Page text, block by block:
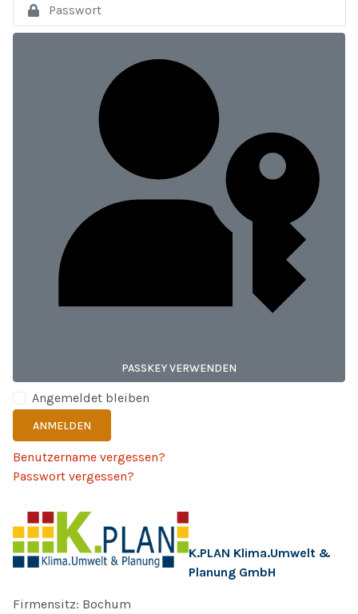
PASSKEY VERWENDEN
Angemeldet bleiben
ANMELDEN
Benutzername vergessen?
Passwort vergessen?
K.PLAN Klima.Umwelt &
Planung GmbH
Firmensitz: Bochum